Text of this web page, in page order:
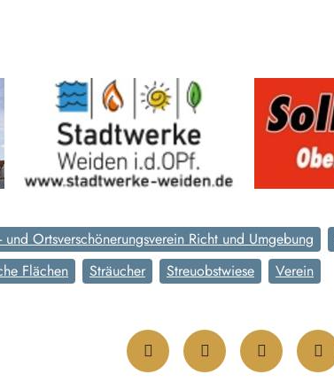
und Ortsverschönerungsverein Richt und Umgebung
Flächen Sträucher Streuobstwiese Verein